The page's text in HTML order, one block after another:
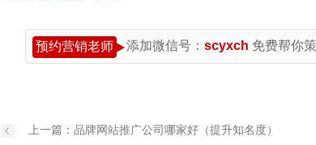
预约营销老师 添加微信号： scyxch 免费帮你
上一篇： 品牌网站推广公司哪家好（提升知名度）